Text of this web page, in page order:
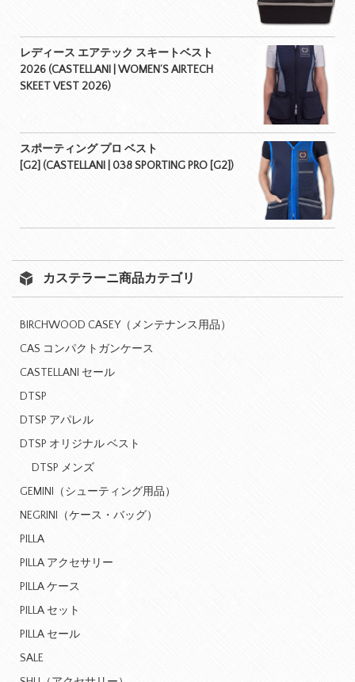
レディース エアテック スキートベスト
2026 (CASTELLANI | WOMEN’S AIRTECH
SKEET VEST 2026)
スポーティング プロ ベスト
[G2] (CASTELLANI | 038 SPORTING PRO [G2])
カステラーニ商品カテゴリ
BIRCHWOOD CASEY（メンテナンス用品）
CAS コンパクトガンケース
CASTELLANI セール
DTSP
DTSP アパレル
DTSP オリジナル ベスト
DTSP メンズ
GEMINI（シューティング用品）
NEGRINI（ケース・バッグ）
PILLA
PILLA アクセサリー
PILLA ケース
PILLA セット
PILLA セール
SALE